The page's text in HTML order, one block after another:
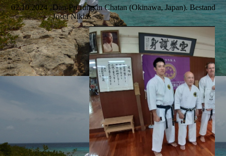
02.10.2024
Dan-Prüfung in Chatan (Okinawa, Japan).
Josef Niklas